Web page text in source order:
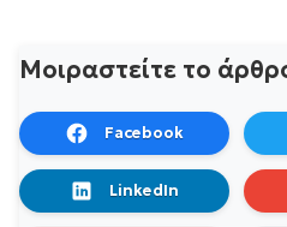
Μοιραστείτε το
Facebook
LinkedIn